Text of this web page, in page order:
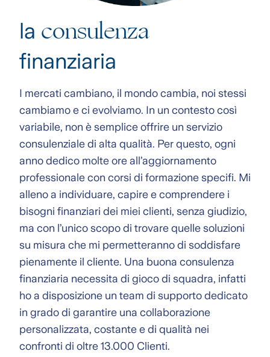
la consulenza
finanziaria
I mercati cambiano, il mondo cambia, noi stessi
cambiamo e ci evolviamo. In un contesto così
variabile, non è semplice offrire un servizio
consulenziale di alta qualità. Per questo, ogni
anno dedico molte ore all’aggiornamento
professionale con corsi di formazione specifi. Mi
alleno a individuare, capire e comprendere i
bisogni finanziari dei miei clienti, senza giudizio,
ma con l’unico scopo di trovare quelle soluzioni
su misura che mi permetteranno di soddisfare
pienamente il cliente. Una buona consulenza
finanziaria necessita di gioco di squadra, infatti
ho a disposizione un team di supporto dedicato
in grado di garantire una collaborazione
personalizzata, costante e di qualità nei
confronti di oltre 13.000 Clienti.